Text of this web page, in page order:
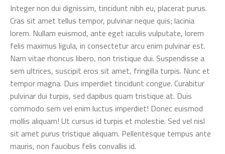
Integer non dui dignissim, tincidunt nibh eu, placerat purus.
Cras sit amet tellus tempor, pulvinar neque quis; lacinia
lorem. Nullam euismod, ante eget iaculis vulputate, lorem
felis maximus ligula, in consectetur arcu enim pulvinar est.
Nam vitae rhoncus libero, non tristique dui. Suspendisse a
sem ultrices, suscipit eros sit amet, fringilla turpis. Nunc et
tempor magna. Duis imperdiet tincidunt congue. Curabitur
pulvinar dui turpis, sed dapibus quam tristique at. Duis
commodo sem vel enim luctus imperdiet! Donec euismod
mollis aliquam! Ut cursus id turpis et molestie. Sed vel nisl
sit amet purus tristique aliquam. Pellentesque tempus ante
mauris, non faucibus felis convallis id.